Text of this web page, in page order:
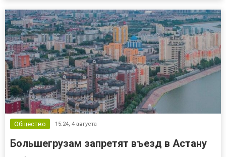
а также формирование у вод...
Общество 15:24, 4 августа
Большегрузам запретят въезд в Астану